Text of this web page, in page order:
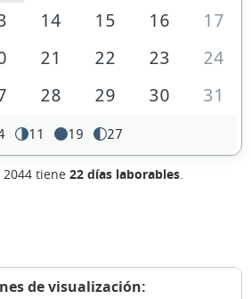
14 15 16
17
21 22 23
24
28 29 30 31
11 19 27
tiene 22 días laborables.
de visualización: